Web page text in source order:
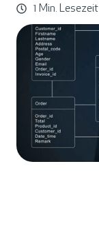
1 Min. Lesezeit